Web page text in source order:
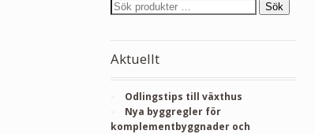
Sök
Aktuellt
Odlingstips till växthus
Nya byggregler för
komplementbyggnader och